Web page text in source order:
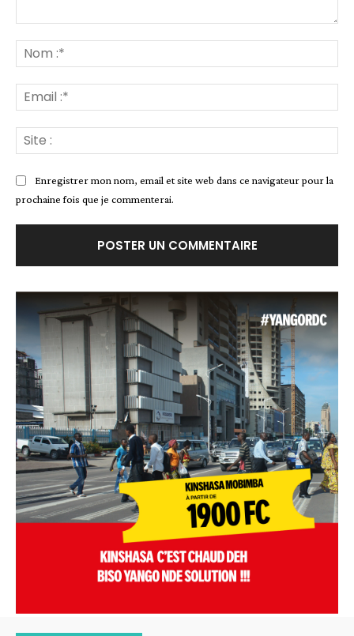
:*
:*
:
Enregistrer mon nom, email et site web dans ce navigateur pour la
prochaine fois que je commenterai.